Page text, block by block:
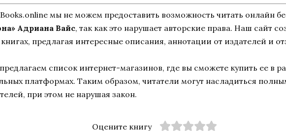
мы не можем предоставить возможность читать онлайн
Адриана Вайс, так как это нарушает авторские права. Наш сайт
предлагая интересные описания, аннотации от издателей и
список интернет-магазинов, где вы сможете купить ее в
платформах. Таким образом, читатели могут насладиться
при этом не нарушая закон.
Оцените книгу